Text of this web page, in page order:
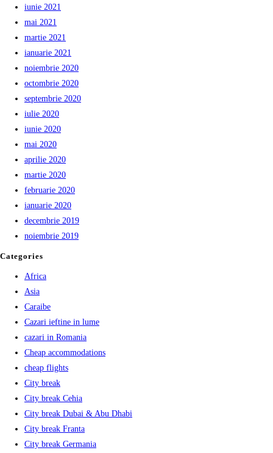
iunie 2021
mai 2021
martie 2021
ianuarie 2021
noiembrie 2020
octombrie 2020
septembrie 2020
iulie 2020
iunie 2020
mai 2020
aprilie 2020
martie 2020
februarie 2020
ianuarie 2020
decembrie 2019
noiembrie 2019
Categories
Africa
Asia
Caraibe
Cazari ieftine in lume
cazari in Romania
Cheap accommodations
cheap flights
City break
City break Cehia
City break Dubai & Abu Dhabi
City break Franta
City break Germania